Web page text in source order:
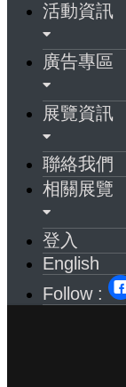
活動資訊
廣告專區
展覽資訊
聯絡我們
相關展覽
登入
English
Follow :